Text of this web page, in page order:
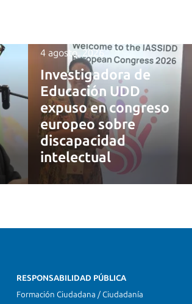
4 agosto, 2026
Investigadora de
Educación UDD
expuso en congreso
europeo sobre
discapacidad
intelectual
RESPONSABILIDAD PÚBLICA
Formación Ciudadana / Ciudadanía